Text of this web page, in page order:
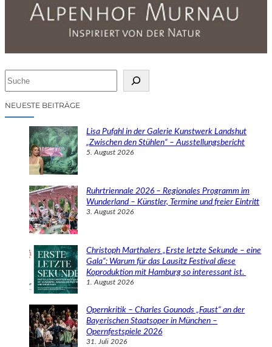
cNEUESTE BEITRÄGE
Lisa Pufahl in der Galerie Kunstwerk Landshut
„Zwischen den Stühlen“ – Ausstellungsbericht
5. August 2026
Ruhrtriennale 2026 – Regionales Programm im
Wunderland – Künstler, Termine und freier Eintritt
3. August 2026
Christoph Marthalers „Erste letzte Sekunde – eine
Gala“: Warum für das Lausitz Festival diese
Koproduktion mit Hamburg so interessant ist.
1. August 2026
Opernkritik – Charles Gounods „Faust“ an der
Bayerischen Staatsoper in München –
Opernfestspiele 2026
31. Juli 2026